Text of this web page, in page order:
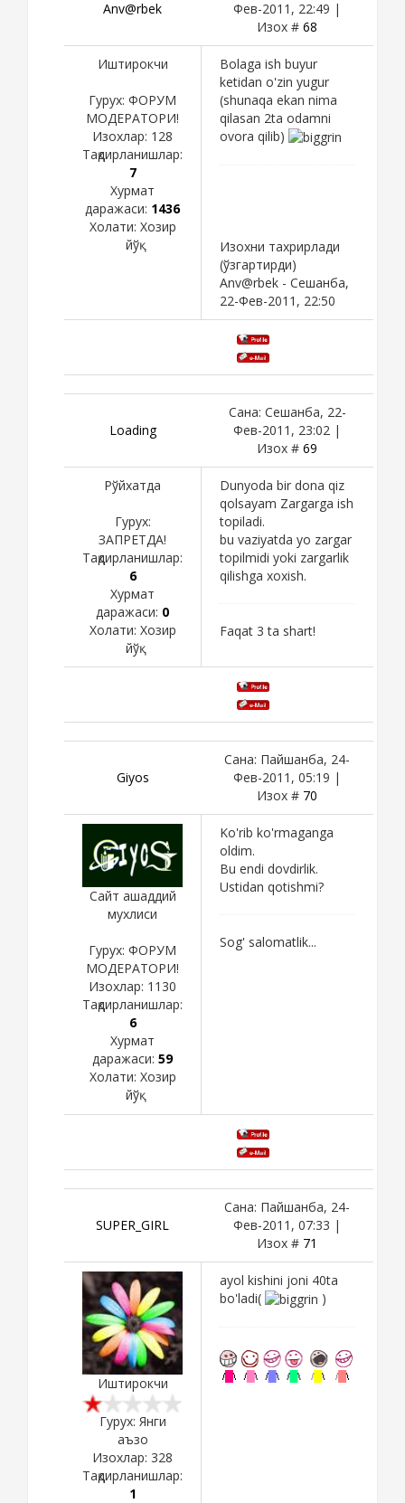
Anv@rbek
Фев-2011, 22:49 |
Изох # 68
Иштирокчи
Гурух: ФОРУМ
МОДЕРАТОРИ!
Изохлар: 128
Тақдирланишлар:
7
Хурмат
даражаси: 1436
Холати: Хозир
йўқ
Bolaga ish buyur
ketidan o'zin yugur
(shunaqa ekan nima
qilasan 2ta odamni
ovora qilib)
Изохни тахрирлади
(ўзгартирди)
Anv@rbek - Сешанба,
22-Фев-2011, 22:50
Loading
Сана: Сешанба, 22-
Фев-2011, 23:02 |
Изох # 69
Рўйхатда
Гурух:
ЗАПРЕТДА!
Тақдирланишлар:
6
Хурмат
даражаси: 0
Холати: Хозир
йўқ
Dunyoda bir dona qiz
qolsayam Zargarga ish
topiladi.
bu vaziyatda yo zargar
topilmidi yoki zargarlik
qilishga xoxish.
Faqat 3 ta shart!
Giyos
Сана: Пайшанба, 24-
Фев-2011, 05:19 |
Изох # 70
Сайт ашаддий
мухлиси
Гурух: ФОРУМ
МОДЕРАТОРИ!
Изохлар: 1130
Тақдирланишлар:
6
Хурмат
даражаси: 59
Холати: Хозир
йўқ
Ko'rib ko'rmaganga
oldim.
Bu endi dovdirlik.
Ustidan qotishmi?
Sog' salomatlik...
SUPER_GIRL
Сана: Пайшанба, 24-
Фев-2011, 07:33 |
Изох # 71
Иштирокчи
Гурух: Янги
аъзо
Изохлар: 328
Тақдирланишлар:
1
ayol kishini joni 40ta
bo'ladi(
)